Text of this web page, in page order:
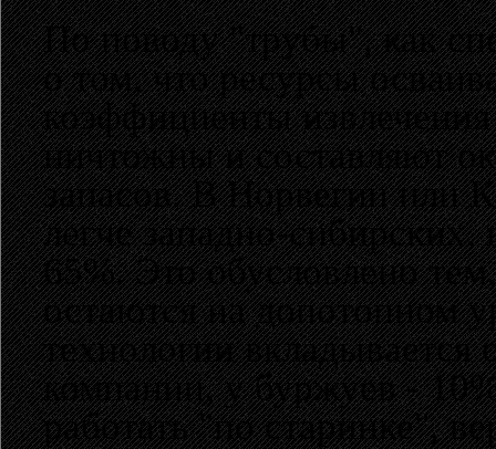
По поводу "трубы", как
о том, что ресурсы
коэффициенты
ничтожны и составляют
запасов. В Норвегии или
легче западно-
65%. Это обусловлено
остаются на допотопном
технологии
компании, у буржуев -
работать "по старинке",